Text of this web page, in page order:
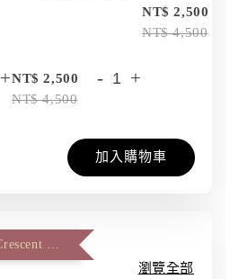
+NT$ 2,500
NT$ 4,500
- +
NT$ 2,500
NT$ 4,500
加入購物車
瀏覽全部